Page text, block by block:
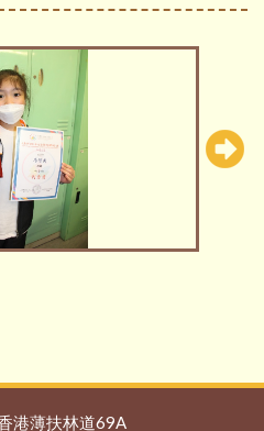
港薄扶林道69A